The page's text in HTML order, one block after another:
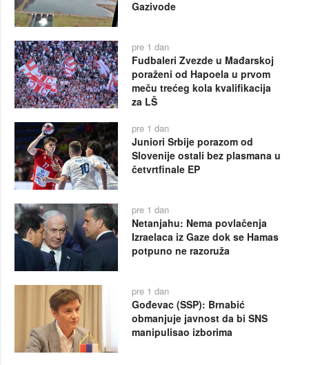
Gazivode
pre 1 dan
Fudbaleri Zvezde u Mađarskoj
poraženi od Hapoela u prvom
meču trećeg kola kvalifikacija
za LŠ
pre 1 dan
Juniori Srbije porazom od
Slovenije ostali bez plasmana u
četvrtfinale EP
pre 1 dan
Netanjahu: Nema povlačenja
Izraelaca iz Gaze dok se Hamas
potpuno ne razoruža
pre 1 dan
Gođevac (SSP): Brnabić
obmanjuje javnost da bi SNS
manipulisao izborima